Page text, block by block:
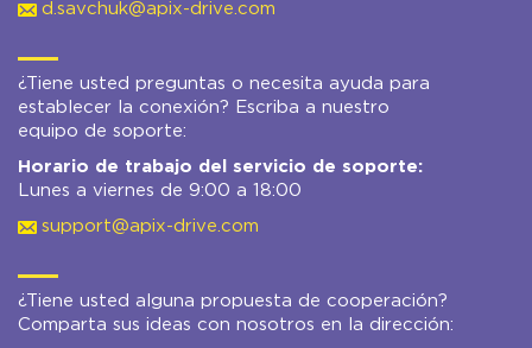
d.savchuk@apix-drive.com
¿Tiene usted preguntas o necesita ayuda para
establecer la conexión? Escriba a nuestro
equipo de soporte:
Horario de trabajo del servicio de soporte:
Lunes a viernes de 9:00 a 18:00
support@apix-drive.com
¿Tiene usted alguna propuesta de cooperación?
Comparta sus ideas con nosotros en la dirección: